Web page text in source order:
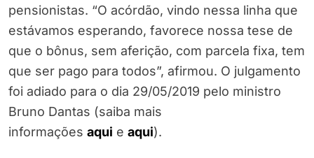
pensionistas. “O acórdão, vindo nessa linha que
estávamos esperando, favorece nossa tese de
que o bônus, sem aferição, com parcela fixa, tem
que ser pago para todos”, afirmou. O julgamento
foi adiado para o dia 29/05/2019 pelo ministro
Bruno Dantas (saiba mais
informações aqui e aqui).